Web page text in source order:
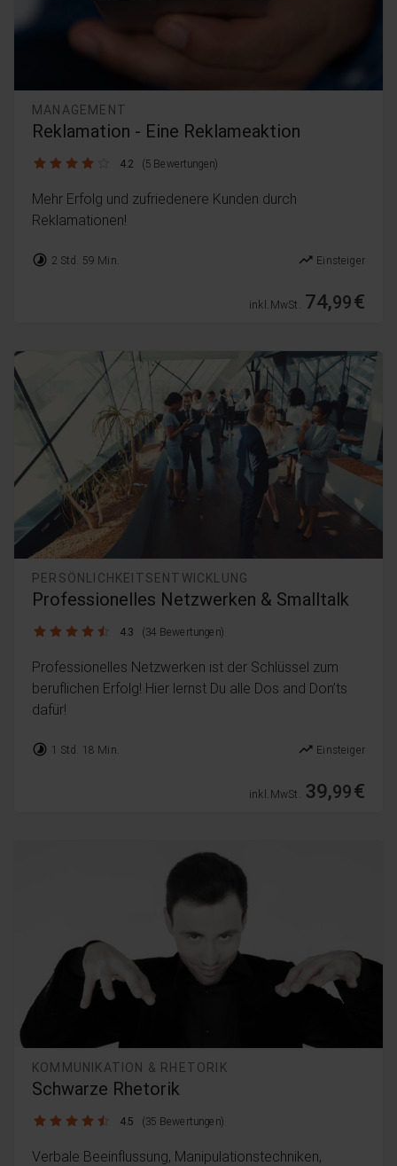
MANAGEMENT
Reklamation - Eine Reklameaktion
4.2 / 5 4.2 (5 Bewertungen)
Mehr Erfolg und zufriedenere Kunden durch
Reklamationen!
timelapse 2 Std. 59 Min. trending_up Einsteiger
inkl. MwSt. 74,99€
PERSÖNLICHKEITSENTWICKLUNG
Professionelles Netzwerken & Smalltalk
4.3 / 5 4.3 (34 Bewertungen)
Professionelles Netzwerken ist der Schlüssel zum
beruflichen Erfolg! Hier lernst Du alle Dos and Don’ts
dafür!
timelapse 1 Std. 18 Min. trending_up Einsteiger
inkl. MwSt. 39,99€
KOMMUNIKATION & RHETORIK
Schwarze Rhetorik
4.5 / 5 4.5 (35 Bewertungen)
Verbale Beeinflussung, Manipulationstechniken,